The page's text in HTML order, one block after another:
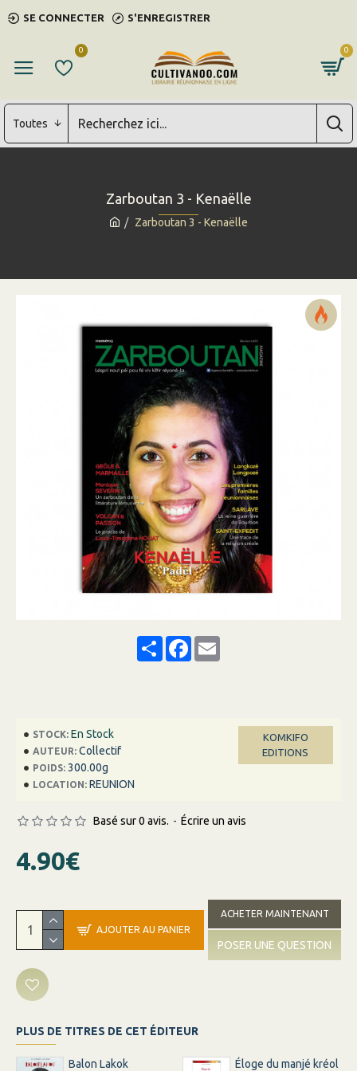
SE CONNECTER S'ENREGISTRER
0 0
Toutes
Zarboutan 3 - Kenaëlle
Zarboutan 3 - Kenaëlle
ShareFacebook
Email
STOCK: En Stock
AUTEUR: Collectif
POIDS: 300.00g
LOCATION: REUNION
KOMKIFO
EDITIONS
Basé sur 0 avis. - Écrire un avis
4.90€
AJOUTER AU PANIER
ACHETER MAINTENANT
POSER UNE QUESTION
PLUS DE TITRES DE CET ÉDITEUR
Balon Lakok Éloge du manjé kréol